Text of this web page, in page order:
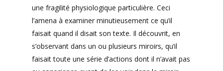
une fragilité physiologique particulière. Ceci
l’amena à examiner minutieusement ce qu’il
faisait quand il disait son texte. Il découvrit, en
s’observant dans un ou plusieurs miroirs, qu’il
faisait toute une série d’actions dont il n’avait pas